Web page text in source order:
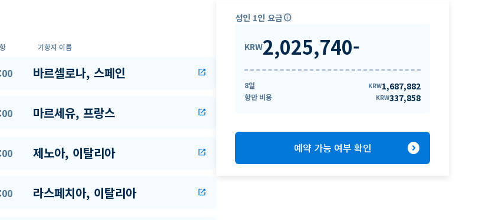
기항지 이름
바르셀로나, 스페인 open_in_new
마르세유, 프랑스 open_in_new
제노아, 이탈리아 open_in_new
라스페치아, 이탈리아 open_in_new
성인 1인 요금info
KRW2,025,740-
8일 KRW1,687,882
항만 비용 KRW337,858
예약 가능 여부 확인 expand_circle_right